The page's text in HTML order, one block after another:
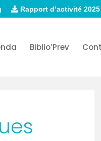
Rapport d’activité 2025
Biblio’Prev